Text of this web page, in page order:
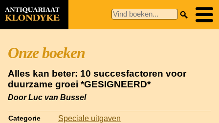
Onze boeken
Alles kan beter: 10 succesfactoren voor
duurzame groei *GESIGNEERD*
Door Luc van Bussel
Categorie Speciale uitgaven